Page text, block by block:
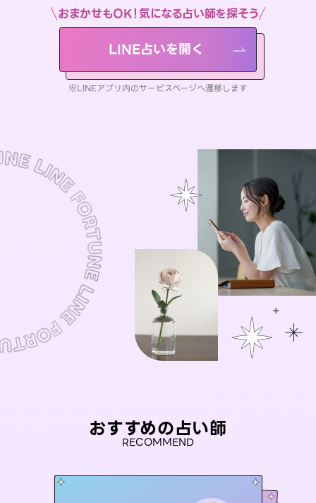
おまかせもOK！気になる占い師を探そう
LINE占いを開く
※LINEアプリ内のサービスページへ遷移します
おすすめの占い師
RECOMMEND